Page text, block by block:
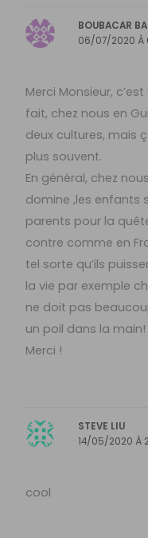
BOUBACAR
06/07/2020 À
Merci Monsieur,
fait, chez nous en
deux cultures, mais
plus souvent.
En général, chez
domine ,les enfants
parents pour la
contre comme en
tel sorte qu’ils
la vie par exemple
ne doit pas
un poil dans la main!
Merci !
STEVE LIU
14/05/2020 À
cool